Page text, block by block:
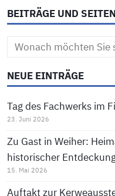
BEITRÄGE UND
Search
for:
NEUE EINTRÄGE
Tag des Fachwerks im
23. Juni 2026
Zu Gast in Weiher:
historischer
15. Mai 2026
Auftakt zur